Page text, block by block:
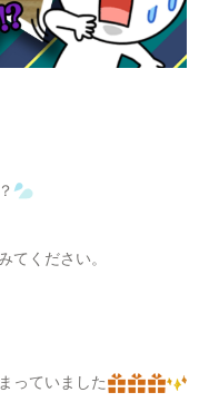
てください。
っていました